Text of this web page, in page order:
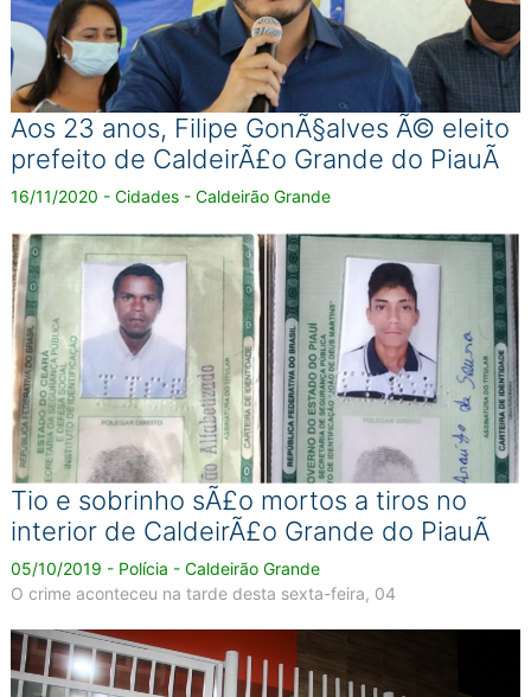
Aos 23 anos, Filipe GonÃ§alves Ã© eleito
prefeito de CaldeirÃ£o Grande do PiauÃ­
16/11/2020 - Cidades - Caldeirão Grande
Tio e sobrinho sÃ£o mortos a tiros no
interior de CaldeirÃ£o Grande do PiauÃ­
05/10/2019 - Polícia - Caldeirão Grande
O crime aconteceu na tarde desta sexta-feira, 04